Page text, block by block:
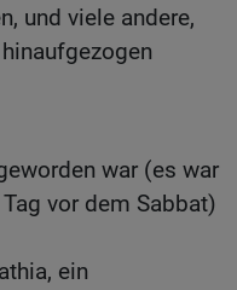
und viele andere,
war (es war
vor dem Sabbat)
ein